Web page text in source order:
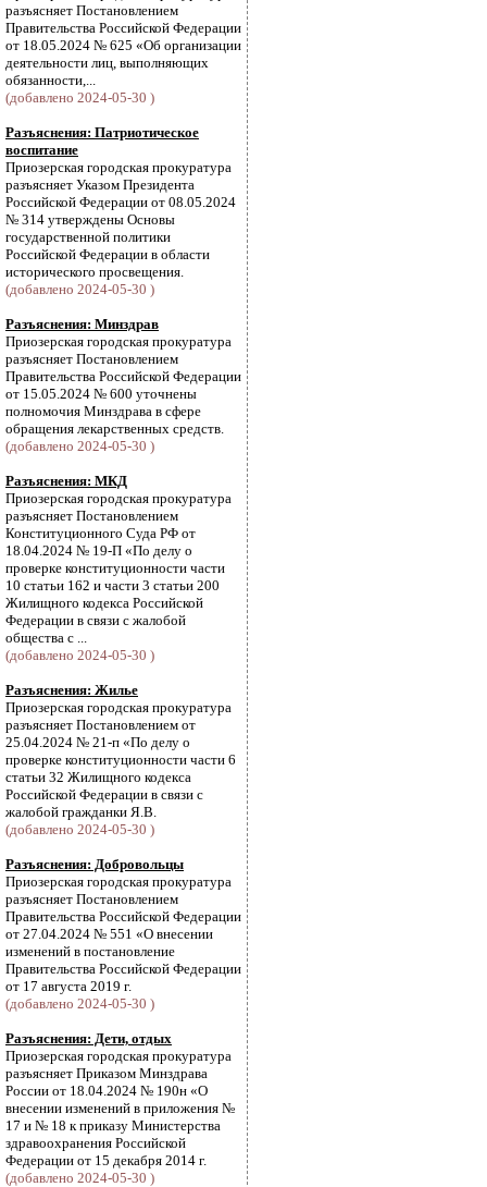
разъясняет Постановлением
Правительства Российской Федерации
от 18.05.2024 № 625 «Об организации
деятельности лиц, выполняющих
обязанности,...
(добавлено 2024-05-30 )
Разъяснения: Патриотическое
воспитание
Приозерская городская прокуратура
разъясняет Указом Президента
Российской Федерации от 08.05.2024
№ 314 утверждены Основы
государственной политики
Российской Федерации в области
исторического просвещения.
(добавлено 2024-05-30 )
Разъяснения: Минздрав
Приозерская городская прокуратура
разъясняет Постановлением
Правительства Российской Федерации
от 15.05.2024 № 600 уточнены
полномочия Минздрава в сфере
обращения лекарственных средств.
(добавлено 2024-05-30 )
Разъяснения: МКД
Приозерская городская прокуратура
разъясняет Постановлением
Конституционного Суда РФ от
18.04.2024 № 19-П «По делу о
проверке конституционности части
10 статьи 162 и части 3 статьи 200
Жилищного кодекса Российской
Федерации в связи с жалобой
общества с ...
(добавлено 2024-05-30 )
Разъяснения: Жилье
Приозерская городская прокуратура
разъясняет Постановлением от
25.04.2024 № 21-п «По делу о
проверке конституционности части 6
статьи 32 Жилищного кодекса
Российской Федерации в связи с
жалобой гражданки Я.В.
(добавлено 2024-05-30 )
Разъяснения: Добровольцы
Приозерская городская прокуратура
разъясняет Постановлением
Правительства Российской Федерации
от 27.04.2024 № 551 «О внесении
изменений в постановление
Правительства Российской Федерации
от 17 августа 2019 г.
(добавлено 2024-05-30 )
Разъяснения: Дети, отдых
Приозерская городская прокуратура
разъясняет Приказом Минздрава
России от 18.04.2024 № 190н «О
внесении изменений в приложения №
17 и № 18 к приказу Министерства
здравоохранения Российской
Федерации от 15 декабря 2014 г.
(добавлено 2024-05-30 )